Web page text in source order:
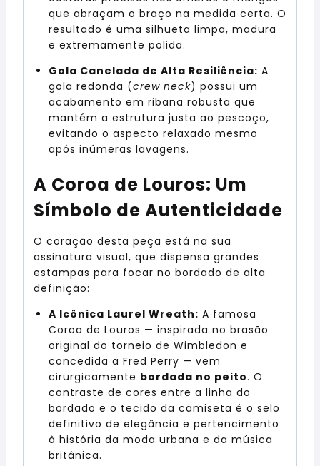
que abraçam o braço na medida certa. O
resultado é uma silhueta limpa, madura
e extremamente polida.
Gola Canelada de Alta Resiliência: A
gola redonda (crew neck) possui um
acabamento em ribana robusta que
mantém a estrutura justa ao pescoço,
evitando o aspecto relaxado mesmo
após inúmeras lavagens.
A Coroa de Louros: Um
Símbolo de Autenticidade
O coração desta peça está na sua
assinatura visual, que dispensa grandes
estampas para focar no bordado de alta
definição:
A Icônica Laurel Wreath: A famosa
Coroa de Louros — inspirada no brasão
original do torneio de Wimbledon e
concedida a Fred Perry — vem
cirurgicamente bordada no peito. O
contraste de cores entre a linha do
bordado e o tecido da camiseta é o selo
definitivo de elegância e pertencimento
à história da moda urbana e da música
britânica.